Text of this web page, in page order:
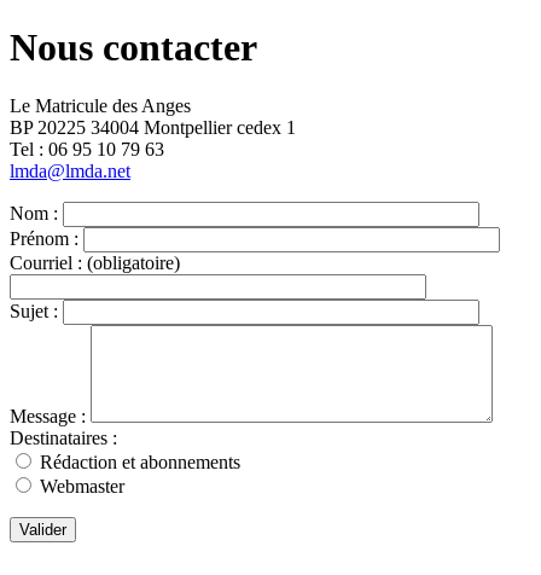
Nous contacter
Le Matricule des Anges
BP 20225 34004 Montpellier cedex 1
Tel : ‭06 95 10 79 63
lmda@lmda.net
Nom :
Prénom :
Courriel : (obligatoire)
Sujet :
Message :
Destinataires :
Rédaction et abonnements
Webmaster
Valider